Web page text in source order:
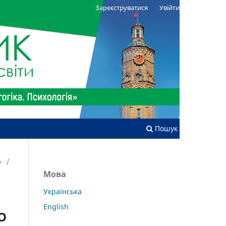
Пошук
Зареєструватися Увійти
/
Мова
Українська
English